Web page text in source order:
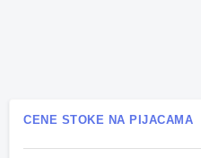
CENE STOKE NA PIJACAMA